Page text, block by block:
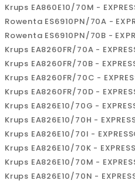
Krups EA860E10/70M -
Rowenta ES6910PN/70A -
Rowenta ES6910PN/70B -
Krups EA8260FR/70A -
Krups EA8260FR/70B -
Krups EA8260FR/70C -
Krups EA8260FR/70D -
Krups EA826E10/70G -
Krups EA826E10/70H -
Krups EA826E10/70I -
Krups EA826E10/70K -
Krups EA826E10/70M -
Krups EA826E10/70N -